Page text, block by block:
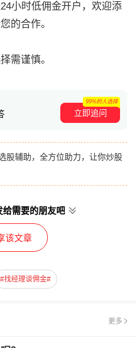
小时低佣金开户，欢迎添
的合作。
需谨慎。
立即追问
99%的人选择
股辅助，全方位助力，让你炒股
需要的朋友吧
该文章
#找经理谈佣金#
更多